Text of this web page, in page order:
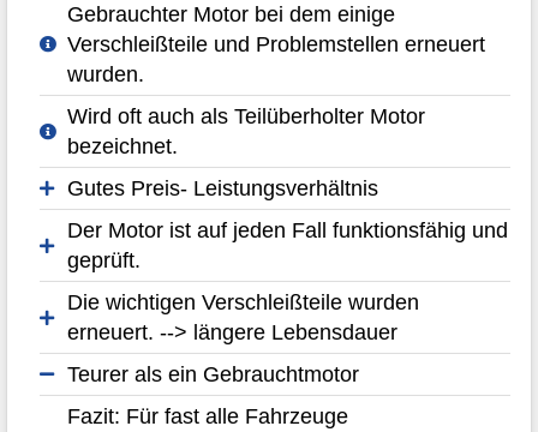
Gebrauchter Motor bei dem einige
Verschleißteile und Problemstellen erneuert
wurden.
Wird oft auch als Teilüberholter Motor
bezeichnet.
Gutes Preis- Leistungsverhältnis
Der Motor ist auf jeden Fall funktionsfähig und
geprüft.
Die wichtigen Verschleißteile wurden
erneuert. --> längere Lebensdauer
Teurer als ein Gebrauchtmotor
Fazit: Für fast alle Fahrzeuge